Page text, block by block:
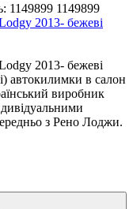
1149899 1149899
2013- бежеві
2013- бежеві
автокилимки в салон
виробник
з Рено Лоджи.